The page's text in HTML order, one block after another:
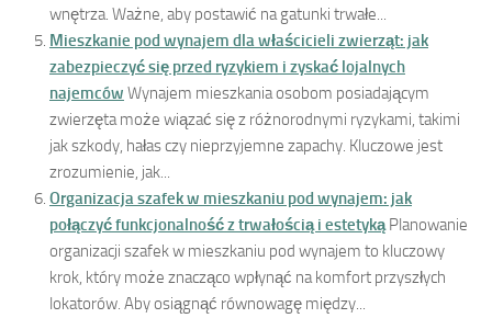
wnętrza. Ważne, aby postawić na gatunki trwałe...
Mieszkanie pod wynajem dla właścicieli zwierząt: jak
zabezpieczyć się przed ryzykiem i zyskać lojalnych
najemców Wynajem mieszkania osobom posiadającym
zwierzęta może wiązać się z różnorodnymi ryzykami, takimi
jak szkody, hałas czy nieprzyjemne zapachy. Kluczowe jest
zrozumienie, jak...
Organizacja szafek w mieszkaniu pod wynajem: jak
połączyć funkcjonalność z trwałością i estetyką Planowanie
organizacji szafek w mieszkaniu pod wynajem to kluczowy
krok, który może znacząco wpłynąć na komfort przyszłych
lokatorów. Aby osiągnąć równowagę między...